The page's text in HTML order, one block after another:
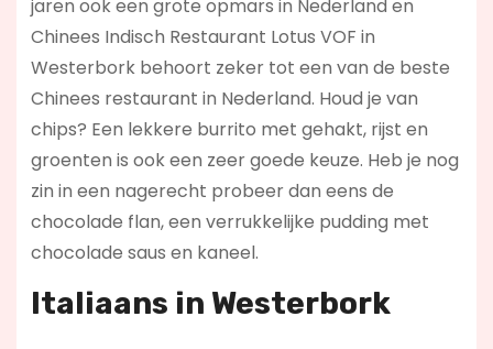
jaren ook een grote opmars in Nederland en
Chinees Indisch Restaurant Lotus VOF in
Westerbork behoort zeker tot een van de beste
Chinees restaurant in Nederland. Houd je van
chips? Een lekkere burrito met gehakt, rijst en
groenten is ook een zeer goede keuze. Heb je nog
zin in een nagerecht probeer dan eens de
chocolade flan, een verrukkelijke pudding met
chocolade saus en kaneel.
Italiaans in Westerbork